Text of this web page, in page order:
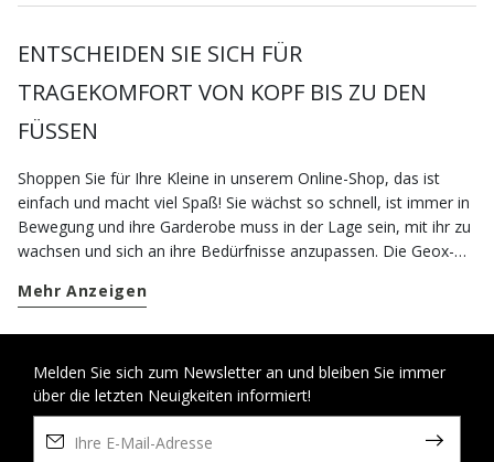
ENTSCHEIDEN SIE SICH FÜR
TRAGEKOMFORT VON KOPF BIS ZU DEN
FÜSSEN
Shoppen Sie für Ihre Kleine in unserem Online-Shop, das ist
einfach und macht viel Spaß! Sie wächst so schnell, ist immer in
Bewegung und ihre Garderobe muss in der Lage sein, mit ihr zu
wachsen und sich an ihre Bedürfnisse anzupassen. Die Geox-
eigens für ihre Bedürfnisse entwickelt. Die mit den besten
können. Durch die atmungsaktiven Schuhe bleiben die kleinen
Füße frisch, trocken und geschützt – den ganzen Tag über. Für
die unterschiedlichen Momente des Tages steht eine große
Modellauswahl zur Verfügung. Wenn Ihr Mädchen eine blühende
Mehr Anzeigen
Melden Sie sich zum Newsletter an und bleiben Sie immer
über die letzten Neuigkeiten informiert!